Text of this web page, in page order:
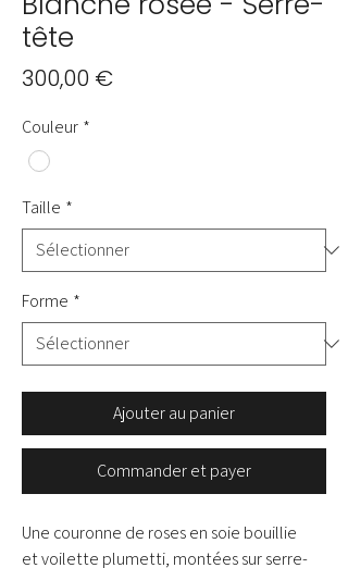
tête
300,00 €Prix
Couleur *
Taille *
Forme *
Ajouter au panier
Commander et payer
Une couronne de roses en soie bouillie
et voilette plumetti, montées sur serre-